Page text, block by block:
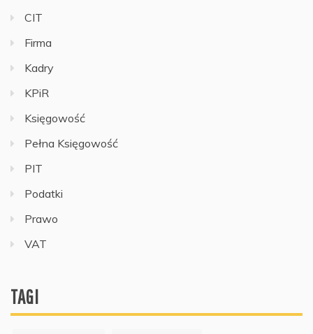
CIT
Firma
Kadry
KPiR
Księgowość
Pełna Księgowość
PIT
Podatki
Prawo
VAT
TAGI